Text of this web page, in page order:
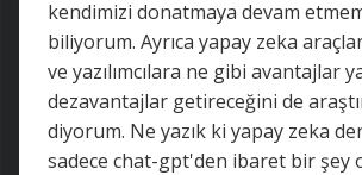
kendimizi donatmaya devam
biliyorum. Ayrıca yapay zeka
ve yazılımcılara ne gibi avantajlar
dezavantajlar getireceğini de
diyorum. Ne yazık ki yapay zeka
sadece chat-gpt'den ibaret bir şey